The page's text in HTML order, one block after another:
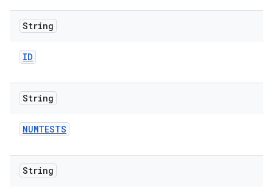
String
ID
String
NUMTESTS
String